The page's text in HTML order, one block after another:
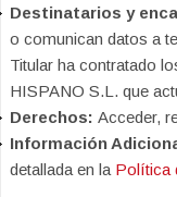
Destinatarios y
o comunican datos a
Titular ha contratado
HISPANO S.L. que
Derechos: Acceder,
Información
detallada en la Política